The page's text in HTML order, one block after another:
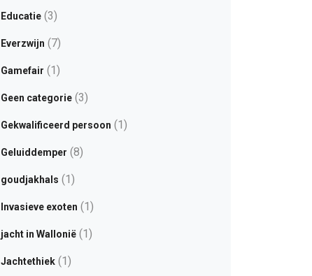
Educatie(3)
Everzwijn (7)
Gamefair (1)
Geen categorie(3)
Gekwalificeerd persoon (1)
Geluiddemper (8)
goudjakhals (1)
Invasieve exoten (1)
jacht in Wallonië(1)
Jachtethiek(1)